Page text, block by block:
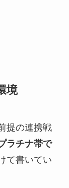
境
提の連携戦
ラチナ帯で
て書いてい